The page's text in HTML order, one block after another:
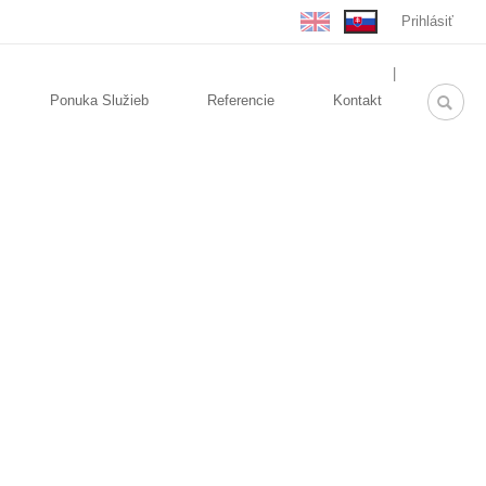
Prihlásiť
replica
Ponuka Služieb Referencie Kontakt